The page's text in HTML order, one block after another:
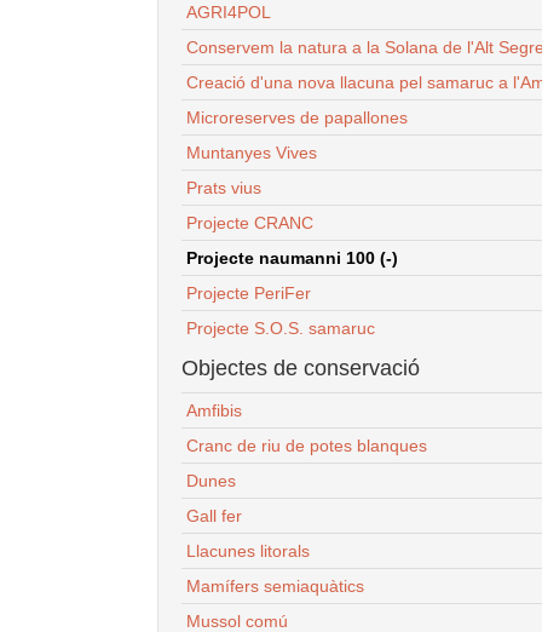
AGRI4POL
Conservem la natura a la Solana de l'Alt
Creació d'una nova llacuna pel samaruc a
Microreserves de papallones
Muntanyes Vives
Prats vius
Projecte CRANC
Projecte naumanni 100 (-)
Projecte PeriFer
Projecte S.O.S. samaruc
Objectes de conservació
Amfibis
Cranc de riu de potes blanques
Dunes
Gall fer
Llacunes litorals
Mamífers semiaquàtics
Mussol comú